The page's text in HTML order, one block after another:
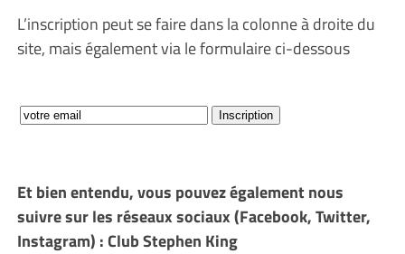
L’inscription peut se faire dans la colonne à droite du
site, mais également via le formulaire ci-dessous
Et bien entendu, vous pouvez également nous
suivre sur les réseaux sociaux (Facebook, Twitter,
Instagram) : Club Stephen King